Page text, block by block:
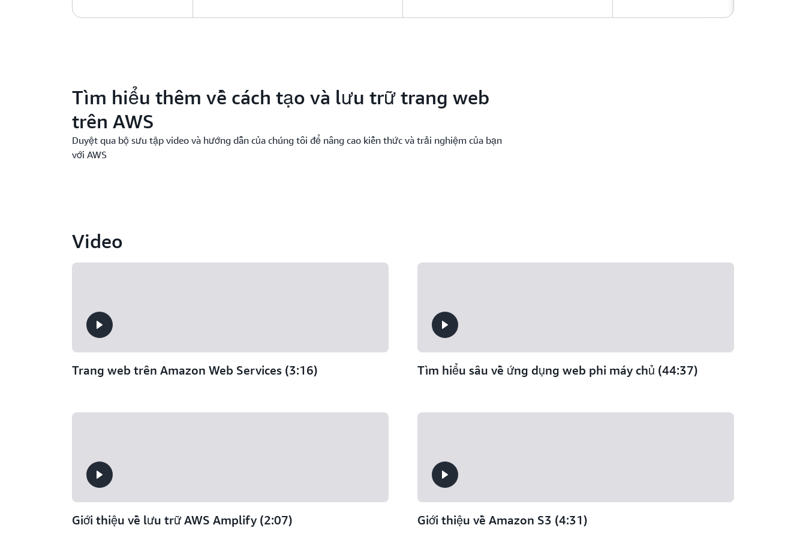
Tìm hiểu thêm về cách tạo và lưu trữ trang web
trên AWS
Duyệt qua bộ sưu tập video và hướng dẫn của chúng tôi để nâng cao kiến thức và trải nghiệm của bạn
với AWS
Video
Trang web trên Amazon Web Services (3:16) Tìm hiểu sâu về ứng dụng web phi máy chủ (44:37)
Giới thiệu về lưu trữ AWS Amplify (2:07) Giới thiệu về Amazon S3 (4:31)